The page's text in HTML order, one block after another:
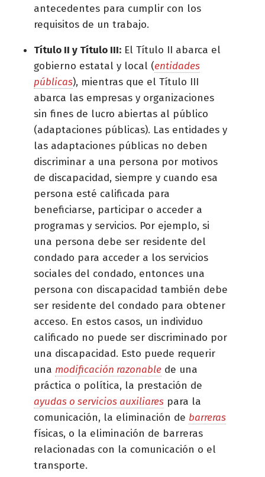
antecedentes para cumplir con los
requisitos de un trabajo.
Título II y Título III: El Título II abarca el
gobierno estatal y local (entidades
públicas), mientras que el Título III
abarca las empresas y organizaciones
sin fines de lucro abiertas al público
(adaptaciones públicas). Las entidades y
las adaptaciones públicas no deben
discriminar a una persona por motivos
de discapacidad, siempre y cuando esa
persona esté calificada para
beneficiarse, participar o acceder a
programas y servicios. Por ejemplo, si
una persona debe ser residente del
condado para acceder a los servicios
sociales del condado, entonces una
persona con discapacidad también debe
ser residente del condado para obtener
acceso. En estos casos, un individuo
calificado no puede ser discriminado por
una discapacidad. Esto puede requerir
una modificación razonable de una
práctica o política, la prestación de
ayudas o servicios auxiliares para la
comunicación, la eliminación de barreras
físicas, o la eliminación de barreras
relacionadas con la comunicación o el
transporte.